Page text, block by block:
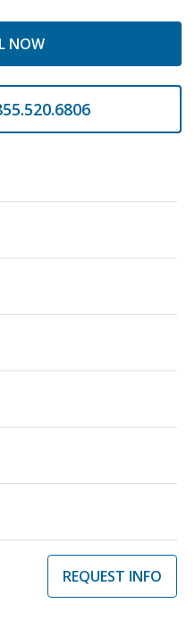
NOW
REQUEST INFO